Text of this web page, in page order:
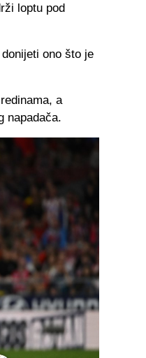
loptu pod
ono što je
a
napadača.